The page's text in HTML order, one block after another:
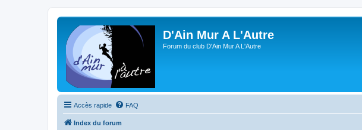
D'Ain Mur A L'Autre
Forum du club D'Ain Mur A L'Autre
Accès rapide FAQ
Index du forum